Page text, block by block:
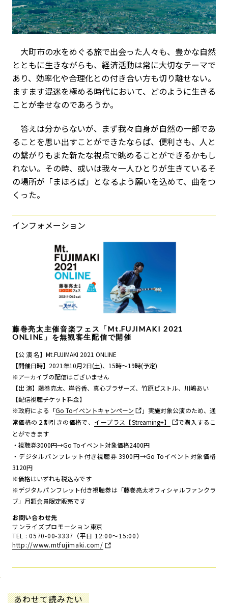
大町市の水をめぐる旅で出会った人々も、豊かな自然
とともに生きながらも、経済活動は常に大切なテーマで
あり、効率化や合理化との付き合い方も切り離せない。
ますます混迷を極める時代において、どのように生きる
ことが幸せなのであろうか。
答えは分からないが、まず我々自身が自然の一部であ
ることを思い出すことができたならば、便利さも、人と
の繋がりもまた新たな視点で眺めることができるかもし
れない。その時、或いは我々一人ひとりが生きているそ
の場所が「まほろば」となるよう願いを込めて、曲をつ
くった。
インフォメーション
藤巻亮太主催音楽フェス「Mt.FUJIMAKI 2021
ONLINE」を無観客生配信で開催
【公 演 名】Mt.FUJIMAKI 2021 ONLINE
【開催日時】2021年10月2日(土)、15時～19時(予定)
※アーカイブの配信はございません
【出 演】藤巻亮太、岸谷香、真心ブラザーズ、竹原ピストル、川嶋あい
【配信視聴チケット料金】
※政府による「Go Toイベントキャンペーン
」実施対象公演のため、通
常価格の２割引きの価格で、 イープラス【Streaming+】
で購入するこ
とができます
・視聴券3000円→Go Toイベント対象価格2400円
・デジタルパンフレット付き視聴券 3900円→Go Toイベント対象価格
3120円
※価格はいずれも税込みです
※デジタルパンフレット付き視聴券は「藤巻亮太オフィシャルファンクラ
ブ」月額会員限定販売です
お問い合わせ先
サンライズプロモーション東京
TEL : 0570-00-3337（平日 12:00～15:00）
http://www.mtfujimaki.com/
あわせて読みたい